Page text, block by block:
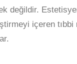
değildir.
içeren